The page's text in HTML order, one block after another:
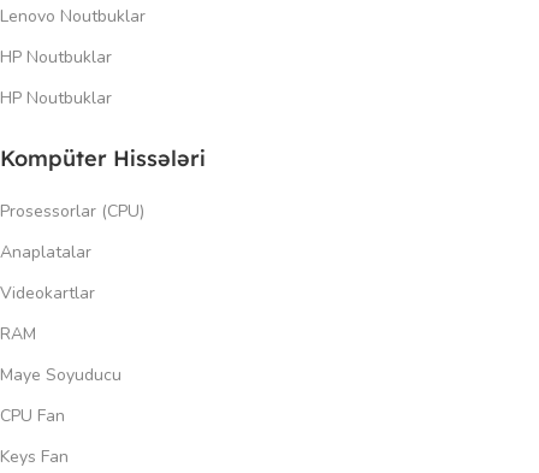
Lenovo Noutbuklar
HP Noutbuklar
HP Noutbuklar
Kompüter Hissələri
Prosessorlar (CPU)
Anaplatalar
Videokartlar
RAM
Maye Soyuducu
CPU Fan
Keys Fan